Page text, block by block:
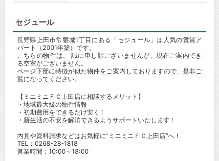
セジュール
長野県上田市常磐城1丁目にある「セジュール」は人気の賃貸ア
パート（2001年築）です。
こちらの物件は、 誠に申し訳ございませんが、現在ご案内でき
る空室がございません。
ページ下部に特徴が似た物件をご案内しておりますので、是非ご
覧になってください。
【ミニミニＦＣ上田店に相談するメリット】
・地域最大級の物件情報
・初期費用をできるだけ安く！
・新生活の不安を解消できるようサポートいたします！
内見や資料請求などはお気軽に”ミニミニＦＣ上田店”へ！
TEL： 0268-28-1818
営業時間：10:00～18:00